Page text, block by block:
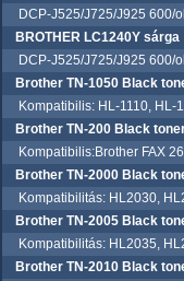
DCP-J525/J725/J925 600/
BROTHER LC1240Y sárga
DCP-J525/J725/J925 600/
Brother TN-1050 Black
Kompatibilis: HL-1110, HL-
Brother TN-200 Black
Kompatibilis:Brother FAX
Brother TN-2000 Black
Kompatibilitás: HL2030,
Brother TN-2005 Black
Kompatibilitás: HL2035,
Brother TN-2010 Black